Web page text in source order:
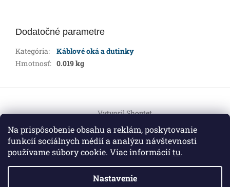
Na prispôsobenie obsahu a reklám, poskytovanie
funkcií sociálnych médií a analýzu návštevnosti
používame súbory cookie. Viac informáciítu.
Nastavenie
Dodatočné parametre
Kategória:
Káblové oká a dutinky
Hmotnosť: 0.019 kg
p
Vytvoril Shoptet
Copyright 2026HEMI Elektro. Všetky práva vyhradené.
Upraviť nastavenie cookies